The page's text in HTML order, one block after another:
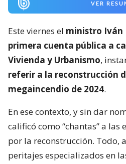
VER
Este viernes el ministro Iván
primera cuenta pública a
Vivienda y Urbanismo,
referir a la reconstrucción
megaincendio de 2024.
En ese contexto, y sin dar
calificó como “chantas” a las
por la reconstrucción. Todo,
peritajes especializados en